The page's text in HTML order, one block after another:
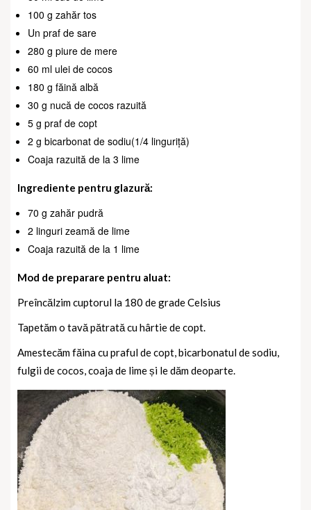
100 g zahăr tos
Un praf de sare
280 g piure de mere
60 ml ulei de cocos
180 g făină albă
30 g nucă de cocos razuită
5 g praf de copt
2 g bicarbonat de sodiu(1/4 linguriță)
Coaja razuită de la 3 lime
Ingrediente pentru glazură:
70 g zahăr pudră
2 linguri zeamă de lime
Coaja razuită de la 1 lime
Mod de preparare pentru aluat:
Preîncălzim cuptorul la 180 de grade Celsius
Tapetăm o tavă pătrată cu hârtie de copt.
Amestecăm făina cu praful de copt, bicarbonatul de sodiu,
fulgii de cocos, coaja de lime și le dăm deoparte.